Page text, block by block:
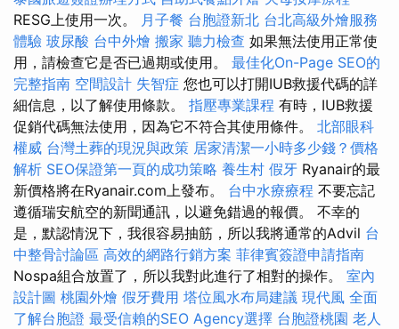
RESG上使用一次。
月子餐 台胞證新北 台北高級外燴服務
體驗 玻尿酸 台中外燴 搬家 聽力檢查 如果無法使用正常使
用，請檢查它是否已過期或使用。 最佳化On-Page SEO的
完整指南 空間設計 失智症 您也可以打開IUB救援代碼的詳
細信息，以了解使用條款。 指壓專業課程 有時，IUB救援
促銷代碼無法使用，因為它不符合其使用條件。 北部眼科
權威 台灣土葬的現況與政策 居家清潔一小時多少錢？價格
解析 SEO保證第一頁的成功策略 養生村 假牙 Ryanair的最
新價格將在Ryanair.com上發布。 台中水療療程 不要忘記
遵循瑞安航空的新聞通訊，以避免錯過的報價。 不幸的
是，默認情況下，我很容易抽筋，所以我將通常的Advil 台
中整骨討論區 高效的網路行銷方案 菲律賓簽證申請指南
Nospa組合放置了，所以我對此進行了相對的操作。 室內
設計圖 桃園外燴 假牙費用 塔位風水布局建議 現代風 全面
了解台胞證 最受信賴的SEO Agency選擇 台胞證桃園 老人